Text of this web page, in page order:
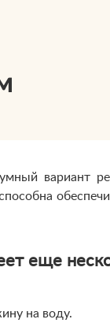
вариант
еще
на воду.